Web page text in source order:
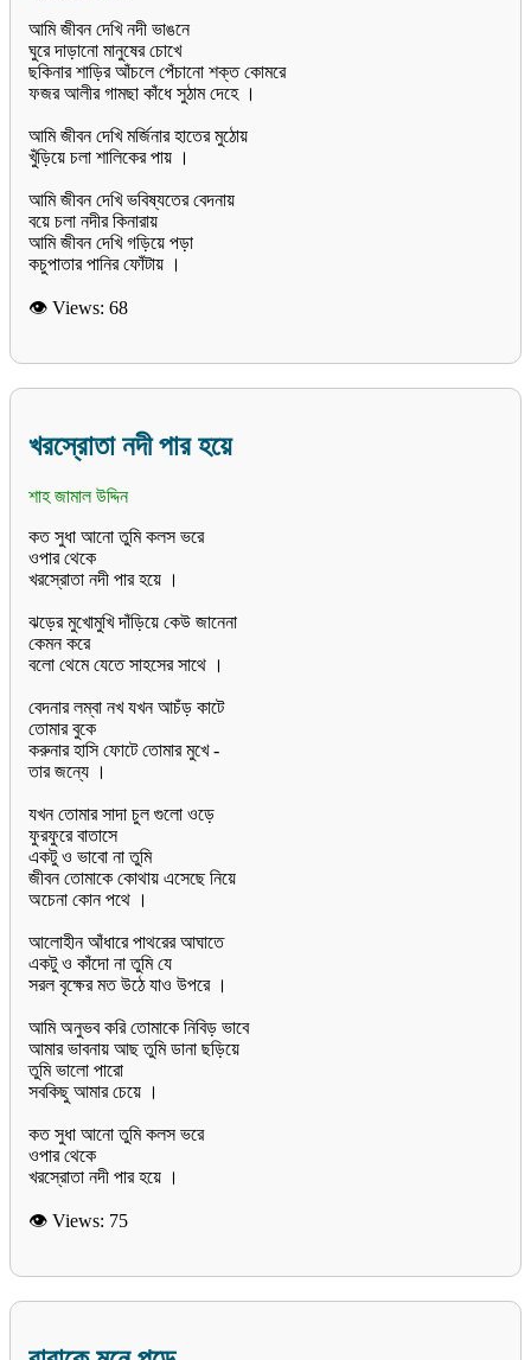
আমি জীবন দেখি নদী ভাঙনে
ঘুরে দাড়ানো মানুষের চোখে
ছকিনার শাড়ির আঁচলে পেঁচানো শক্ত কোমরে
ফজর আলীর গামছা কাঁধে সুঠাম দেহে ।
আমি জীবন দেখি মর্জিনার হাতের মুঠোয়
খুঁড়িয়ে চলা শালিকের পায় ।
আমি জীবন দেখি ভবিষ্যতের বেদনায়
বয়ে চলা নদীর কিনারায়
আমি জীবন দেখি গড়িয়ে পড়া
👁 Views: 68
খরস্রোতা নদী পার হয়ে
শাহ জামাল উদ্দিন
কত সুধা আনো তুমি কলস ভরে
ওপার থেকে
খরস্রোতা নদী পার হয়ে ।
ঝড়ের মুখোমুখি দাঁড়িয়ে কেউ জানেনা
কেমন করে
বলো থেমে যেতে সাহসের সাথে ।
বেদনার লম্বা নখ যখন আচঁড় কাটে
তোমার বুকে
করুনার হাসি ফোটে তোমার মুখে -
তার জন্যে ।
যখন তোমার সাদা চুল গুলো ওড়ে
ফুরফুরে বাতাসে
একটু ও ভাবো না তুমি
জীবন তোমাকে কোথায় এসেছে নিয়ে
অচেনা কোন পথে ।
আলোহীন আঁধারে পাথরের আঘাতে
একটু ও কাঁদো না তুমি যে
সরল বৃক্ষের মত উঠে যাও উপরে ।
আমি অনুভব করি তোমাকে নিবিড় ভাবে
আমার ভাবনায় আছ তুমি ডানা ছড়িয়ে
তুমি ভালো পারো
সবকিছু আমার চেয়ে ।
কত সুধা আনো তুমি কলস ভরে
ওপার থেকে
👁 Views: 75